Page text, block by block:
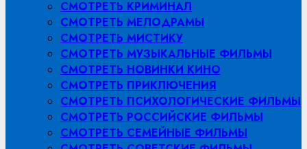
СМОТРЕТЬ КРИМИНАЛ
СМОТРЕТЬ МЕЛОДРАМЫ
СМОТРЕТЬ МИСТИКУ
СМОТРЕТЬ МУЗЫКАЛЬНЫЕ ФИЛЬМЫ
СМОТРЕТЬ НОВИНКИ КИНО
СМОТРЕТЬ ПРИКЛЮЧЕНИЯ
СМОТРЕТЬ ПСИХОЛОГИЧЕСКИЕ ФИЛЬМЫ
СМОТРЕТЬ РОССИЙСКИЕ ФИЛЬМЫ
СМОТРЕТЬ СЕМЕЙНЫЕ ФИЛЬМЫ